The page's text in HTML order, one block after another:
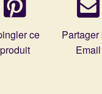
ce
produit
Partager
Email